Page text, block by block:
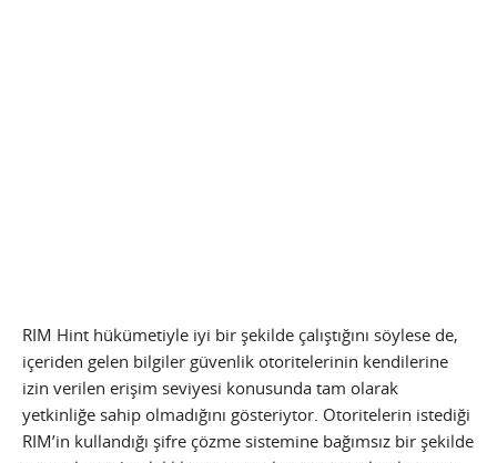
RIM Hint hükümetiyle iyi bir şekilde çalıştığını söylese de,
içeriden gelen bilgiler güvenlik otoritelerinin kendilerine
izin verilen erişim seviyesi konusunda tam olarak
yetkinliğe sahip olmadığını gösteriytor. Otoritelerin istediği
RIM’in kullandığı şifre çözme sistemine bağımsız bir şekilde